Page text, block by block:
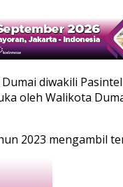
diwakili
oleh Walikota
2023 mengambil